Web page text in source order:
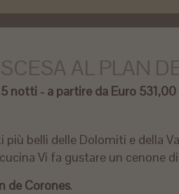
AL PLAN
notti - a partire da Euro
belli delle Dolomiti e della
Vi fa gustare un cenone
de Corones.